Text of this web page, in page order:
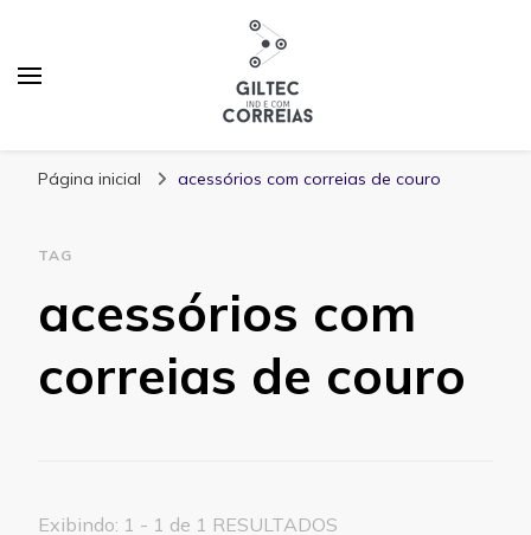
Página inicial acessórios com correias de couro
TAG
acessórios com
correias de couro
Exibindo: 1 - 1 de 1 RESULTADOS